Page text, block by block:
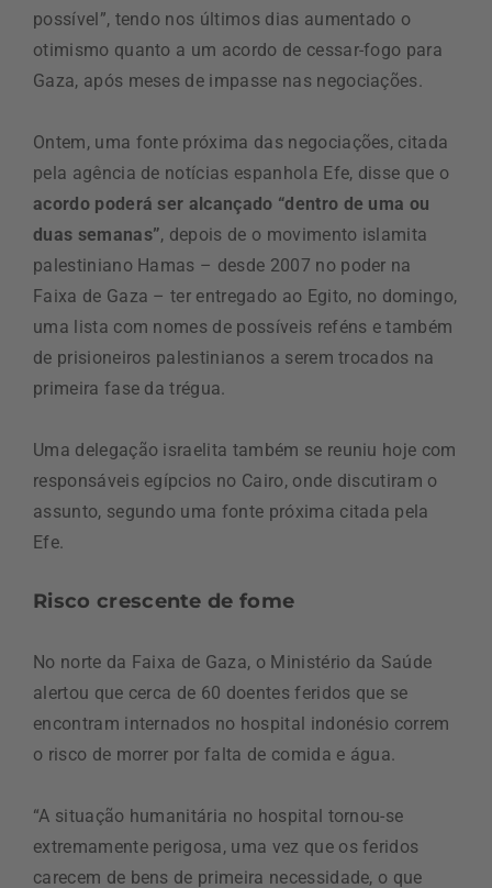
possível”, tendo nos últimos dias aumentado o
otimismo quanto a um acordo de cessar-fogo para
Gaza, após meses de impasse nas negociações.
Ontem, uma fonte próxima das negociações, citada
pela agência de notícias espanhola Efe, disse que o
acordo poderá ser alcançado “dentro de uma ou
duas semanas”, depois de o movimento islamita
palestiniano Hamas – desde 2007 no poder na
Faixa de Gaza – ter entregado ao Egito, no domingo,
uma lista com nomes de possíveis reféns e também
de prisioneiros palestinianos a serem trocados na
primeira fase da trégua.
Uma delegação israelita também se reuniu hoje com
responsáveis egípcios no Cairo, onde discutiram o
assunto, segundo uma fonte próxima citada pela
Efe.
Risco crescente de fome
No norte da Faixa de Gaza, o Ministério da Saúde
alertou que cerca de 60 doentes feridos que se
encontram internados no hospital indonésio correm
o risco de morrer por falta de comida e água.
“A situação humanitária no hospital tornou-se
extremamente perigosa, uma vez que os feridos
carecem de bens de primeira necessidade, o que